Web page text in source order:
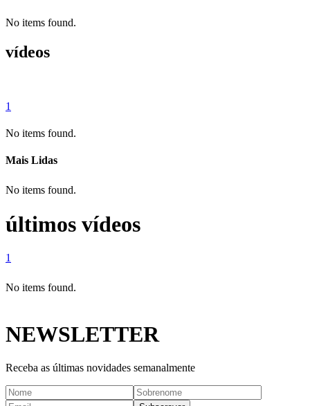
No items found.
vídeos
1
No items found.
Mais Lidas
No items found.
últimos vídeos
1
No items found.
NEWSLETTER
Receba as últimas novidades semanalmente